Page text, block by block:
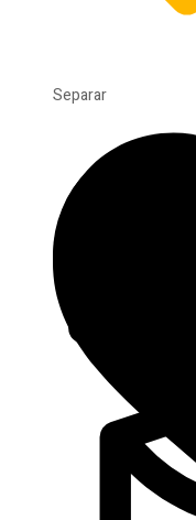
Separar